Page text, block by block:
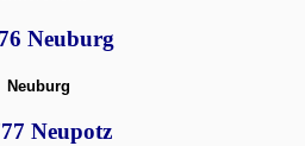
Neuburg
Neuburg
Neupotz